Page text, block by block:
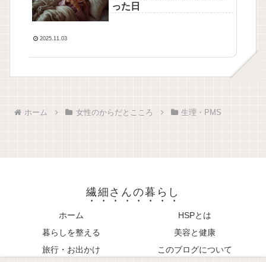
った日
2025.11.03
ホーム 女性のからだとこころ 生理・PMS
繊細さんの暮らし
ホーム
HSPとは
暮らしを整える
美容と健康
旅行・お出かけ
このブログについて